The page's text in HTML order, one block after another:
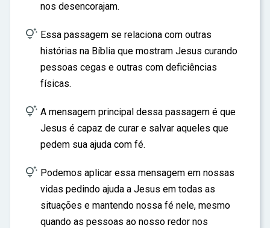
nos desencorajam.
 Essa passagem se relaciona com outras
histórias na Bíblia que mostram Jesus curando
pessoas cegas e outras com deficiências
físicas.
 A mensagem principal dessa passagem é que
Jesus é capaz de curar e salvar aqueles que
pedem sua ajuda com fé.
 Podemos aplicar essa mensagem em nossas
vidas pedindo ajuda a Jesus em todas as
situações e mantendo nossa fé nele, mesmo
quando as pessoas ao nosso redor nos